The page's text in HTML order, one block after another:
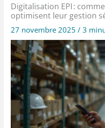
Digitalisation EPI :
optimisent leur gestion
27 novembre 2025/3